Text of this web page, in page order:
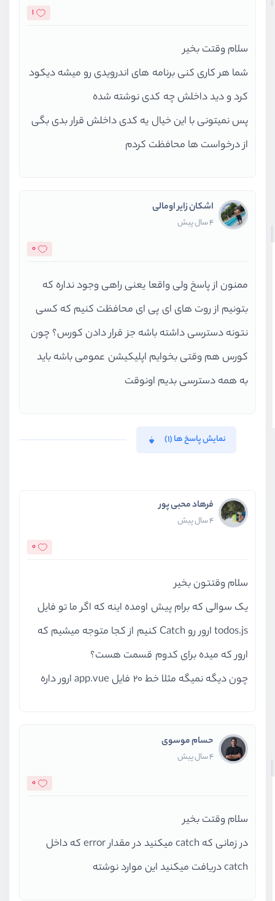
1
سلام وقتت بخیر
شما هر کاری کنی برنامه های اندرویدی رو میشه دیکود
کرد و دید داخلش چه کدی نوشته شده
پس نمیتونی با این خیال یه کدی داخلش قرار بدی بگی
از درخواست ها محافظت کردم
اشکان زایر اومالی
4 سال پیش
0
ممنون از پاسخ ولی واقعا یعنی راهی وجود نداره که
بتونیم از روت های ای پی ای محافظت کنیم که کسی
نتونه دسترسی داشته باشه جز قرار دادن کورس؟ چون
کورس هم وقتی بخوایم اپلیکیشن عمومی باشه باید
به همه دسترسی بدیم اونوقت
نمایش پاسخ ها (1)
فرهاد محبی پور
4 سال پیش
0
سلام وقتتون بخیر
یک سوالی که برام پیش اومده اینه که اگر ما تو فایل
todos.js ارور رو Catch کنیم از کجا متوجه میشیم که
ارور که میده برای کدوم قسمت هست؟
چون دیگه نمیگه مثلا خط 20 فایل app.vue ارور داره
حسام موسوی
4 سال پیش
0
سلام وقتت بخیر
در زمانی که catch میکنید در مقدار error که داخل
catch دریافت میکنید این موارد نوشته